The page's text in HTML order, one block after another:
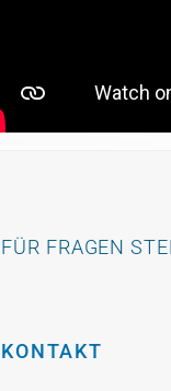
FÜR FRAGEN
KONTAKT